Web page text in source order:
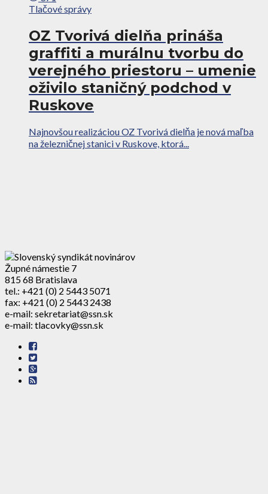
Tlačové správy
OZ Tvorivá dielňa prináša
graffiti a murálnu tvorbu do
verejného priestoru – umenie
oživilo staničný podchod v
Ruskove
Najnovšou realizáciou OZ Tvorivá dielňa je nová maľba
na železničnej stanici v Ruskove, ktorá...
Župné námestie 7
815 68 Bratislava
tel.: +421 (0) 2 5443 5071
fax: +421 (0) 2 5443 2438
e-mail: sekretariat@ssn.sk
e-mail: tlacovky@ssn.sk